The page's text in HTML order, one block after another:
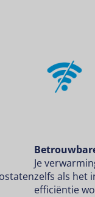
Je
zelfs als het
efficiëntie